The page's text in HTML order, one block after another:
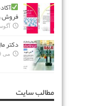
فروش
آگوست
دکتر
می 9, 2023
مطالب سایت